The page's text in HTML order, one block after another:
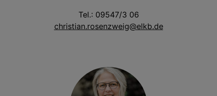
Tel.: 09547/3 06
christian.rosenzweig@elkb.de